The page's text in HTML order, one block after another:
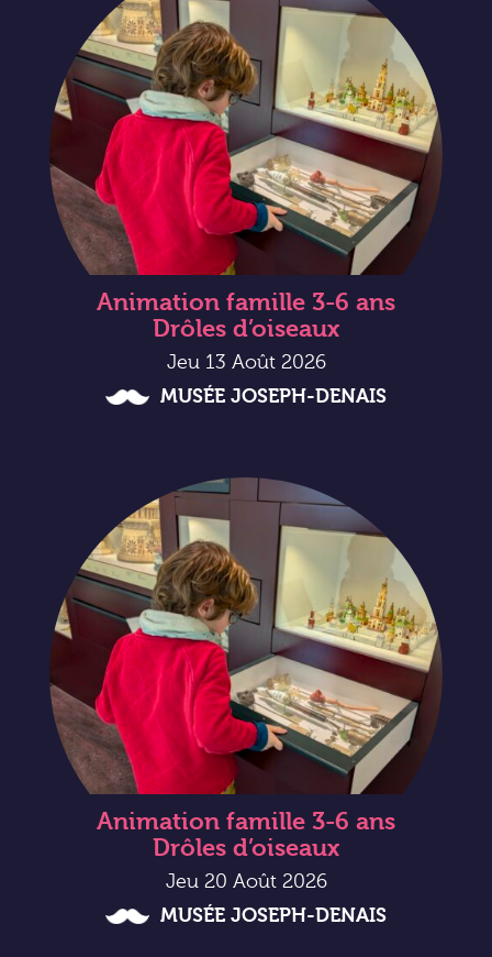
Animation famille 3-6 ans
Drôles d’oiseaux
Jeu 13 Août 2026
MUSÉE JOSEPH-DENAIS
Animation famille 3-6 ans
Drôles d’oiseaux
Jeu 20 Août 2026
MUSÉE JOSEPH-DENAIS